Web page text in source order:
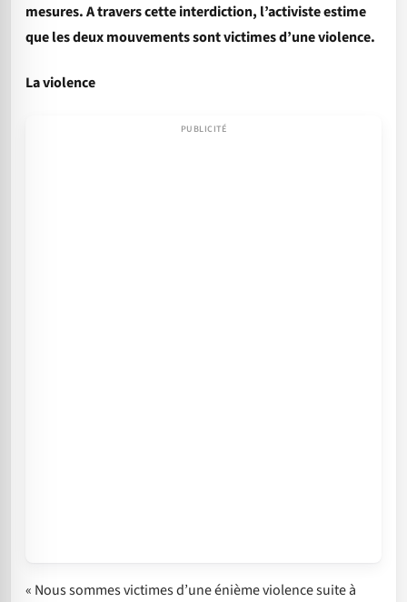
mesures. A travers cette interdiction, l’activiste estime
que les deux mouvements sont victimes d’une violence.
La violence
« Nous sommes victimes d’une énième violence suite à